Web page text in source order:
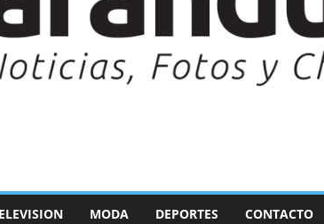
MODA DEPORTES CONTACTO